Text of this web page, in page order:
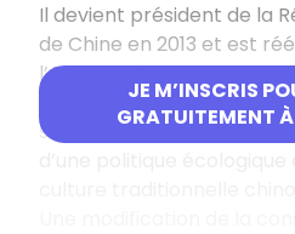
JE M’INSCRIS
GRATUITEMENT
Il devient président de la
de Chine en 2013 et est
l’Assemblée nationale
son marqués par la
sur la scène